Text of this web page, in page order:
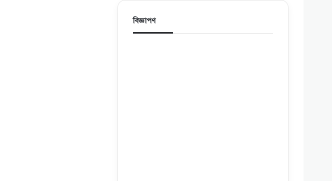
বিজ্ঞাপণ